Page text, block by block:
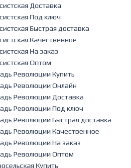
Доставка
Под ключ
Быстрая доставка
Качественное
На заказ
Оптом
Революции Купить
Революции Онлайн
Революции Доставка
Революции Под ключ
Революции Быстрая доставка
Революции Качественное
Революции На заказ
Революции Оптом
Купить